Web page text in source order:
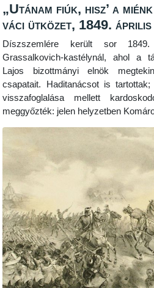
„Utánam fiúk, hisz’ a
váci ütközet, 1849. április
Díszszemlére került sor
Grassalkovich-kastélynál, ahol a
Lajos bizottmányi elnök
csapatait. Haditanácsot is
visszafoglalása mellett
meggyőzték: jelen helyzetben